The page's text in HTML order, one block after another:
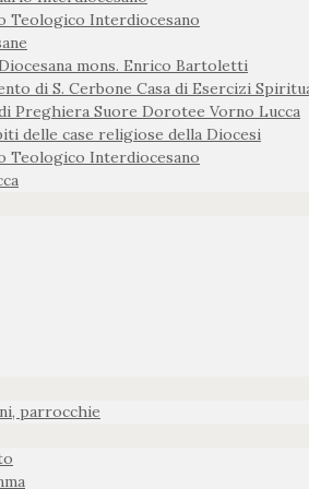
Teologico Interdiocesano
mons. Enrico Bartoletti
di S. Cerbone Casa di Esercizi
Preghiera Suore Dorotee Vorno Lucca
delle case religiose della Diocesi
Teologico Interdiocesano
parrocchie